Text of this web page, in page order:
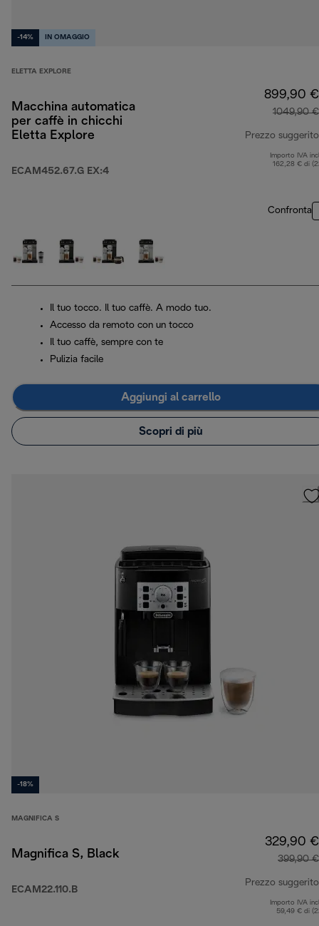
-14% IN OMAGGIO
ELETTA EXPLORE
Macchina automatica
per caffè in chicchi
Eletta Explore
ECAM452.67.G EX:4
899,90 €
1049,90 €
Prezzo suggerito
Importo IVA
162,28 € di
Confronta
Il tuo tocco. Il tuo caffè. A modo tuo.
Accesso da remoto con un tocco
Il tuo caffè, sempre con te
Pulizia facile
Aggiungi al carrello
Scopri di più
-18%
MAGNIFICA S
Magnifica S, Black
ECAM22.110.B
329,90 €
399,90 €
Prezzo suggerito
Importo IVA
59,49 € di